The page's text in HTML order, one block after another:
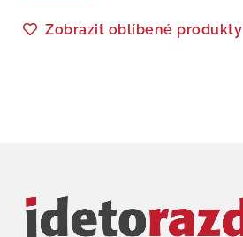
Zobrazit oblíbené produkty